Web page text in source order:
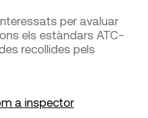
per avaluar
els estàndars ATC-
recollides pels
a inspector